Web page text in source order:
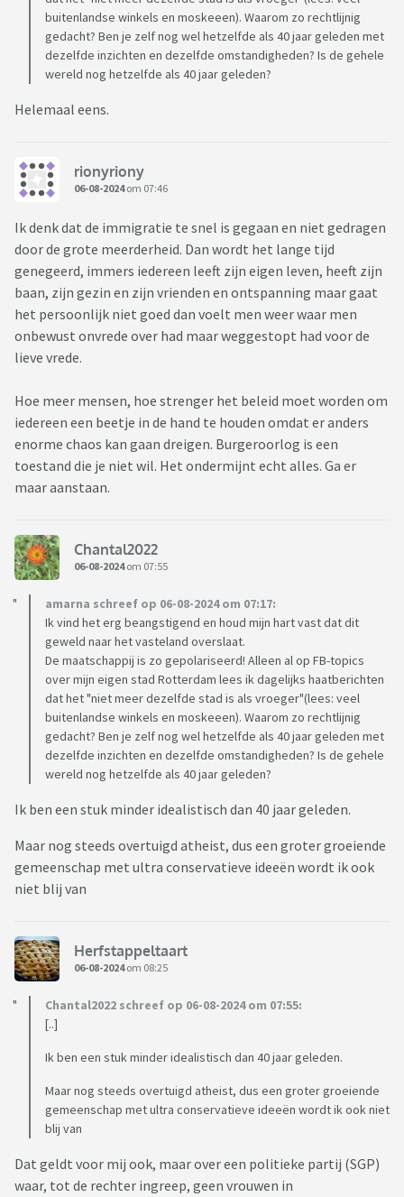
buitenlandse winkels en moskeeen). Waarom zo rechtlijnig
gedacht? Ben je zelf nog wel hetzelfde als 40 jaar geleden met
dezelfde inzichten en dezelfde omstandigheden? Is de gehele
wereld nog hetzelfde als 40 jaar geleden?
Helemaal eens.
rionyriony
06-08-2024om 07:46
Ik denk dat de immigratie te snel is gegaan en niet gedragen
door de grote meerderheid. Dan wordt het lange tijd
genegeerd, immers iedereen leeft zijn eigen leven, heeft zijn
baan, zijn gezin en zijn vrienden en ontspanning maar gaat
het persoonlijk niet goed dan voelt men weer waar men
onbewust onvrede over had maar weggestopt had voor de
lieve vrede.
Hoe meer mensen, hoe strenger het beleid moet worden om
iedereen een beetje in de hand te houden omdat er anders
enorme chaos kan gaan dreigen. Burgeroorlog is een
toestand die je niet wil. Het ondermijnt echt alles. Ga er
maar aanstaan.
Chantal2022
06-08-2024om 07:55
amarna schreef op 06-08-2024 om 07:17:
Ik vind het erg beangstigend en houd mijn hart vast dat dit
geweld naar het vasteland overslaat.
De maatschappij is zo gepolariseerd! Alleen al op FB-topics
over mijn eigen stad Rotterdam lees ik dagelijks haatberichten
dat het "niet meer dezelfde stad is als vroeger"(lees: veel
buitenlandse winkels en moskeeen). Waarom zo rechtlijnig
gedacht? Ben je zelf nog wel hetzelfde als 40 jaar geleden met
dezelfde inzichten en dezelfde omstandigheden? Is de gehele
wereld nog hetzelfde als 40 jaar geleden?
Ik ben een stuk minder idealistisch dan 40 jaar geleden.
Maar nog steeds overtuigd atheist, dus een groter groeiende
gemeenschap met ultra conservatieve ideeën wordt ik ook
niet blij van
Herfstappeltaart
06-08-2024om 08:25
Chantal2022 schreef op 06-08-2024 om 07:55:
[..]
Ik ben een stuk minder idealistisch dan 40 jaar geleden.
Maar nog steeds overtuigd atheist, dus een groter groeiende
gemeenschap met ultra conservatieve ideeën wordt ik ook niet
blij van
Dat geldt voor mij ook, maar over een politieke partij (SGP)
waar, tot de rechter ingreep, geen vrouwen in